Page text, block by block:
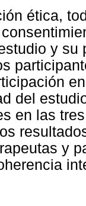
ética,
y su
del
en las
y